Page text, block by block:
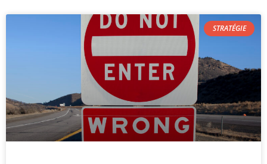
STRATÉGIE